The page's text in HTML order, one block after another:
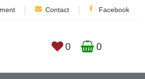
Contact Facebook
0 0